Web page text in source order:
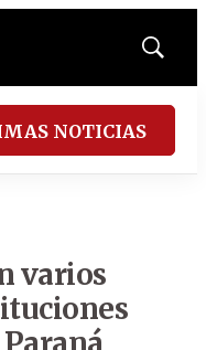
Mostrar
NOTICIAS
varios